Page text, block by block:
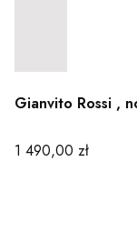
Gianvito Rossi ,
Cena
1 490,00 zł